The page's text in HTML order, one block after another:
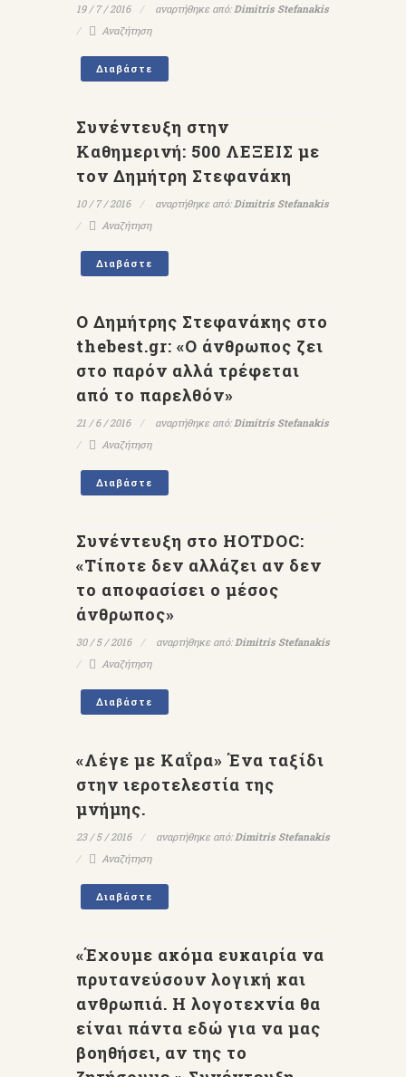
19 / 7 / 2016 αναρτήθηκε από:Dimitris Stefanakis
Αναζήτηση
Διαβάστε
Συνέντευξη στην
Καθημερινή: 500 ΛΕΞΕΙΣ με
τον Δημήτρη Στεφανάκη
10 / 7 / 2016 αναρτήθηκε από:Dimitris Stefanakis
Αναζήτηση
Διαβάστε
Ο Δημήτρης Στεφανάκης στο
thebest.gr: «Ο άνθρωπος ζει
στο παρόν αλλά τρέφεται
από το παρελθόν»
21 / 6 / 2016 αναρτήθηκε από:Dimitris Stefanakis
Αναζήτηση
Διαβάστε
Συνέντευξη στο HOTDOC:
«Τίποτε δεν αλλάζει αν δεν
το αποφασίσει ο μέσος
άνθρωπος»
30 / 5 / 2016 αναρτήθηκε από:Dimitris Stefanakis
Αναζήτηση
Διαβάστε
«Λέγε με Καΐρα» Ένα ταξίδι
στην ιεροτελεστία της
μνήμης.
23 / 5 / 2016 αναρτήθηκε από:Dimitris Stefanakis
Αναζήτηση
Διαβάστε
«Έχουμε ακόμα ευκαιρία να
πρυτανεύσουν λογική και
ανθρωπιά. Η λογοτεχνία θα
είναι πάντα εδώ για να μας
βοηθήσει, αν της το